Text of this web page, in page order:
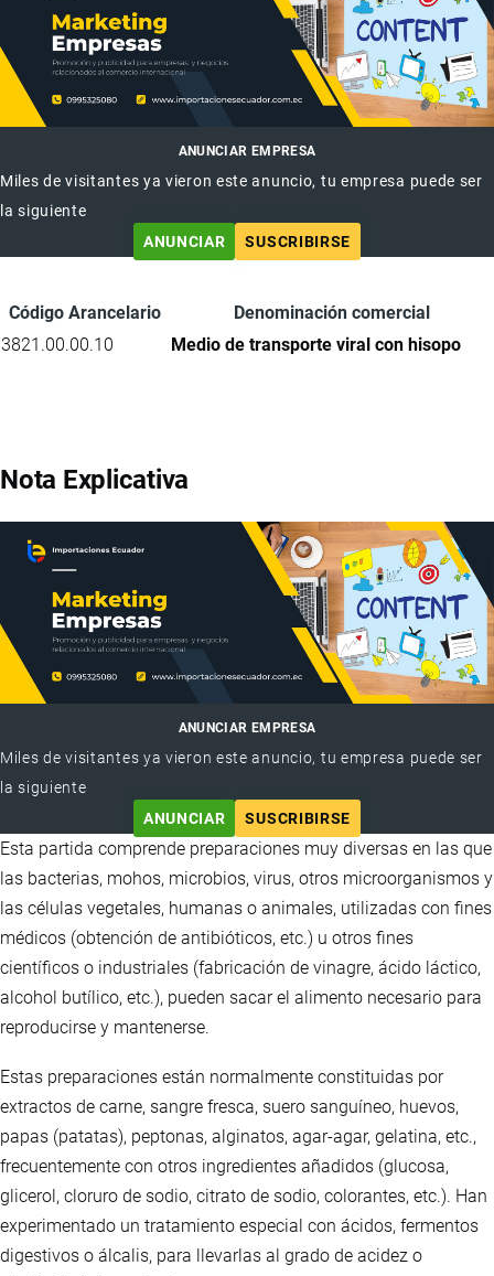
ANUNCIAR EMPRESA
Miles de visitantes ya vieron este anuncio, tu empresa puede ser
la siguiente
ANUNCIAR
SUSCRIBIRSE
Código Arancelario
Denominación comercial
3821.00.00.10
Medio de transporte viral con hisopo
Nota Explicativa
ANUNCIAR EMPRESA
Miles de visitantes ya vieron este anuncio, tu empresa puede ser
la siguiente
ANUNCIAR
SUSCRIBIRSE
Esta partida comprende preparaciones muy diversas en las que
las bacterias, mohos, microbios, virus, otros microorganismos y
las células vegetales, humanas o animales, utilizadas con fines
médicos (obtención de antibióticos, etc.) u otros fines
científicos o industriales (fabricación de vinagre, ácido láctico,
alcohol butílico, etc.), pueden sacar el alimento necesario para
reproducirse y mantenerse.
Estas preparaciones están normalmente constituidas por
extractos de carne, sangre fresca, suero sanguíneo, huevos,
papas (patatas), peptonas, alginatos, agar-agar, gelatina, etc.,
frecuentemente con otros ingredientes añadidos (glucosa,
glicerol, cloruro de sodio, citrato de sodio, colorantes, etc.). Han
experimentado un tratamiento especial con ácidos, fermentos
digestivos o álcalis, para llevarlas al grado de acidez o